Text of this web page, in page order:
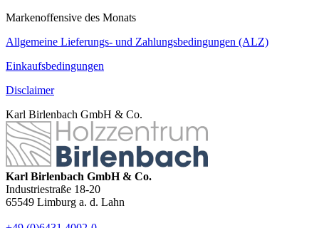
Markenoffensive des Monats
Allgemeine Lieferungs- und Zahlungsbedingungen (ALZ)
Einkaufsbedingungen
Disclaimer
Karl Birlenbach GmbH & Co.
Karl Birlenbach GmbH & Co.
Industriestraße 18-20
65549 Limburg a. d. Lahn